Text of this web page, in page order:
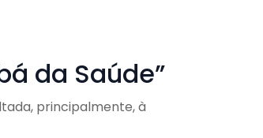
da Saúde”
principalmente, à